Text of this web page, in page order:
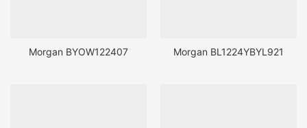
Morgan BYOW122407 Morgan BL1224YBYL921